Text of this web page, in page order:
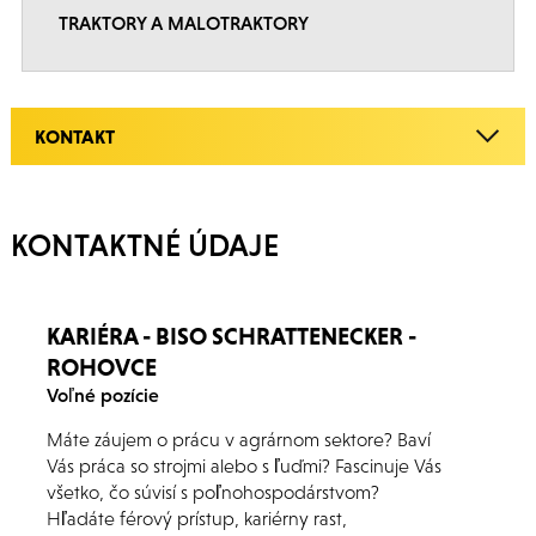
TRAKTORY A MALOTRAKTORY
KONTAKT
KONTAKTNÉ ÚDAJE
KARIÉRA - BISO SCHRATTENECKER -
ROHOVCE
Voľné pozície
Máte záujem o prácu v agrárnom sektore? Baví
Vás práca so strojmi alebo s ľuďmi? Fascinuje Vás
všetko, čo súvisí s poľnohospodárstvom?
Hľadáte férový prístup, kariérny rast,